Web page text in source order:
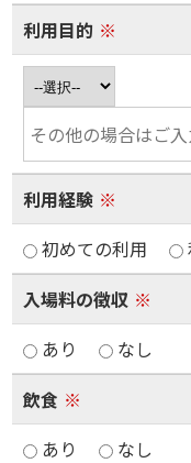
利用目的 ※
利用経験 ※
初めての利用
入場料の徴収 ※
あり
なし
飲食 ※
あり
なし